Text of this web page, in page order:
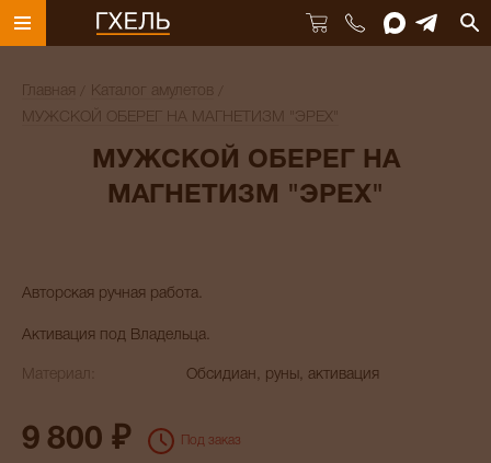
Главная
Каталог амулетов
МУЖСКОЙ ОБЕРЕГ НА МАГНЕТИЗМ "ЭРЕХ"
МУЖСКОЙ ОБЕРЕГ НА
МАГНЕТИЗМ "ЭРЕХ"
Авторская ручная работа.
Активация под Владельца.
Материал: Обсидиан, руны, активация
9 800 ₽ Под заказ